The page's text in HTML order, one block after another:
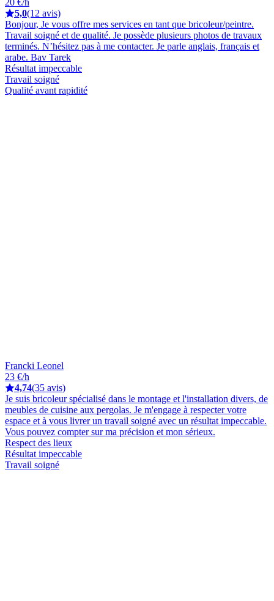
5,0(12 avis)
Bonjour, Je vous offre mes services en tant que bricoleur/peintre.
Travail soigné et de qualité. Je possède plusieurs photos de travaux
terminés. N’hésitez pas à me contacter. Je parle anglais, français et
arabe. Bav Tarek
Résultat impeccable
Travail soigné
Qualité avant rapidité
Francki Leonel
23 €/h
4,74(35 avis)
Je suis bricoleur spécialisé dans le montage et l'installation divers, de
meubles de cuisine aux pergolas. Je m'engage à respecter votre
espace et à vous livrer un travail soigné avec un résultat impeccable.
Vous pouvez compter sur ma précision et mon sérieux.
Respect des lieux
Résultat impeccable
Travail soigné